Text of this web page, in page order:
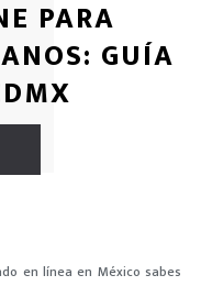
PARA
GUÍA
en línea en México sabes